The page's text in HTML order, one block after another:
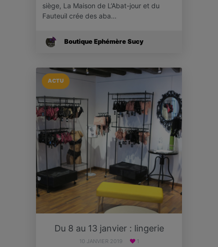
siège, La Maison de L’Abat-jour et du
Fauteuil crée des aba…
Boutique Ephémère Sucy
ACTU
Du 8 au 13 janvier : lingerie
10 JANVIER 2019 1